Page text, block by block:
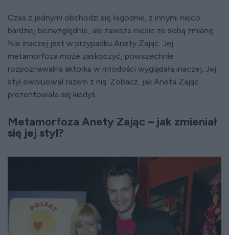
Czas z jednymi obchodzi się łagodnie, z innymi nieco
bardziej bezwzględnie, ale zawsze niesie ze sobą zmianę.
Nie inaczej jest w przypadku Anety Zając. Jej
metamorfoza może zaskoczyć, powszechnie
rozpoznawalna aktorka w młodości wyglądała inaczej. Jej
styl ewoluował razem z nią. Zobacz, jak Aneta Zając
prezentowała się kiedyś.
Metamorfoza Anety Zając – jak zmieniał
się jej styl?